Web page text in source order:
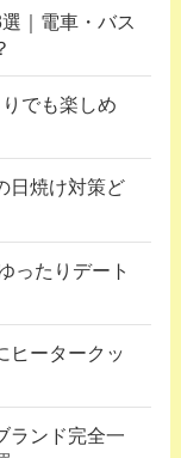
｜電車・バス
でも楽しめ
日焼け対策ど
ったりデート
ヒータークッ
ランド完全一